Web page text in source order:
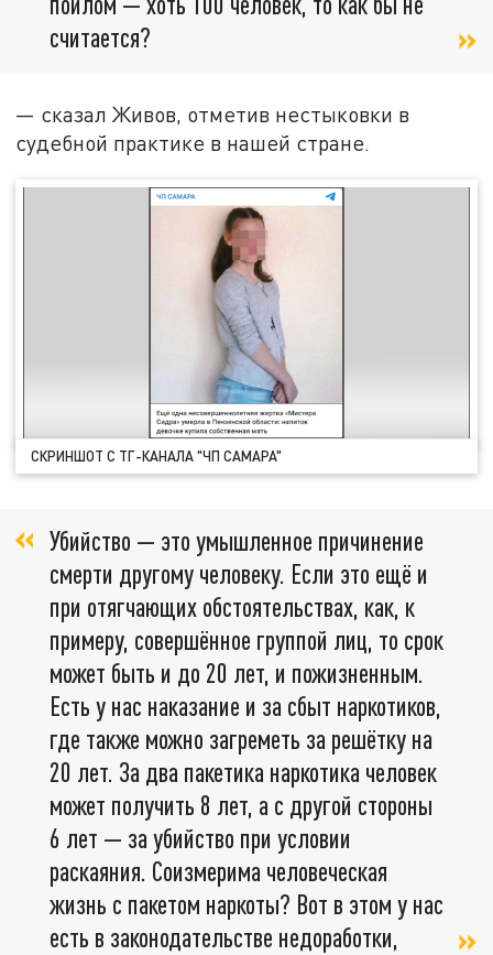
считается?
— сказал Живов, отметив нестыковки в
судебной практике в нашей стране.
СКРИНШОТ С ТГ-КАНАЛА "ЧП САМАРА"
Убийство — это умышленное причинение
смерти другому человеку. Если это ещё и
при отягчающих обстоятельствах, как, к
примеру, совершённое группой лиц, то срок
может быть и до 20 лет, и пожизненным.
Есть у нас наказание и за сбыт наркотиков,
где также можно загреметь за решётку на
20 лет. За два пакетика наркотика человек
может получить 8 лет, а с другой стороны
6 лет — за убийство при условии
раскаяния. Соизмерима человеческая
жизнь с пакетом наркоты? Вот в этом у нас
есть в законодательстве недоработки,